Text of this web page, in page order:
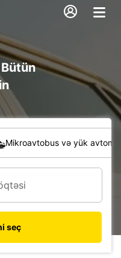
Mikroavtobus və yük
seç